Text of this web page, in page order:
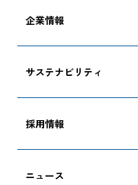
企業情報
サステナビリティ
採用情報
ニュース